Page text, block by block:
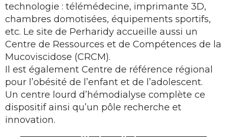
technologie : télémédecine, imprimante 3D,
chambres domotisées, équipements sportifs,
etc. Le site de Perharidy accueille aussi un
Centre de Ressources et de Compétences de la
Mucoviscidose (CRCM).
Il est également Centre de référence régional
pour l’obésité de l’enfant et de l’adolescent.
Un centre lourd d’hémodialyse complète ce
dispositif ainsi qu’un pôle recherche et
innovation.